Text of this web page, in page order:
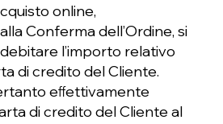
online,
Conferma dell’Ordine, si
l’importo relativo
di credito del Cliente.
eﬀettivamente
di credito del Cliente al